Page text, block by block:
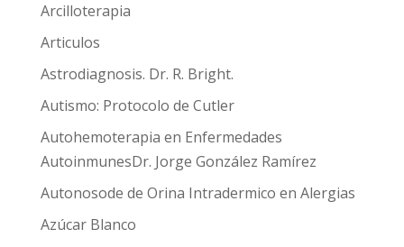
Arcilloterapia
Articulos
Astrodiagnosis. Dr. R. Bright.
Autismo: Protocolo de Cutler
Autohemoterapia en Enfermedades
AutoinmunesDr. Jorge González Ramírez
Autonosode de Orina Intradermico en Alergias
Azúcar Blanco